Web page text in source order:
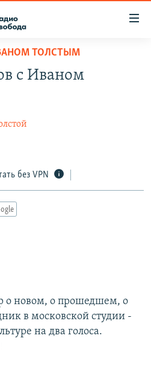
ТОЛСТЫМ
с Иваном
без VPN
о новом, о прошедшем, о
в московской студии -
на два голоса.